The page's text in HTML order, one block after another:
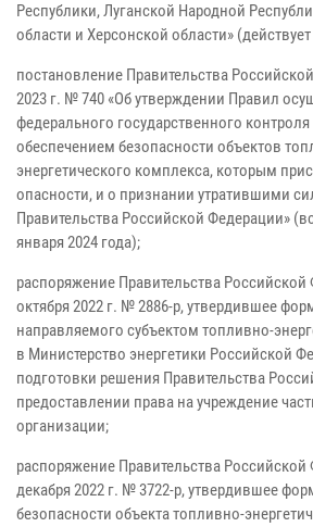
Республики, Луганской Народной
области и Херсонской области»
постановление Правительства
2023 г. № 740 «Об утверждении Правил
федерального государственного
обеспечением безопасности объектов
энергетического комплекса, которым
опасности, и о признании утратившими
Правительства Российской Федерации»
января 2024 года);
распоряжение Правительства Российской
октября 2022 г. № 2886-р, утвердившее
направляемого субъектом топливно-
в Министерство энергетики Российской
подготовки решения Правительства
предоставлении права на учреждение
организации;
распоряжение Правительства Российской
декабря 2022 г. № 3722-р, утвердившее
безопасности объекта топливно-